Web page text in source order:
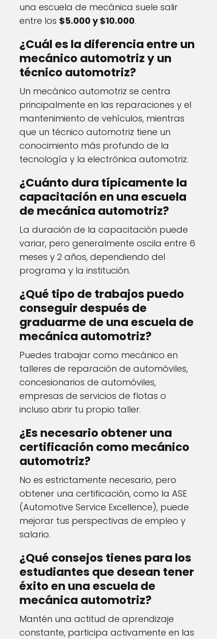
una escuela de mecánica suele salir
entre los $5.000 y $10.000.
¿Cuál es la diferencia entre un
mecánico automotriz y un
técnico automotriz?
Un mecánico automotriz se centra
principalmente en las reparaciones y el
mantenimiento de vehículos, mientras
que un técnico automotriz tiene un
conocimiento más profundo de la
tecnología y la electrónica automotriz.
¿Cuánto dura típicamente la
capacitación en una escuela
de mecánica automotriz?
La duración de la capacitación puede
variar, pero generalmente oscila entre 6
meses y 2 años, dependiendo del
programa y la institución.
¿Qué tipo de trabajos puedo
conseguir después de
graduarme de una escuela de
mecánica automotriz?
Puedes trabajar como mecánico en
talleres de reparación de automóviles,
concesionarios de automóviles,
empresas de servicios de flotas o
incluso abrir tu propio taller.
¿Es necesario obtener una
certificación como mecánico
automotriz?
No es estrictamente necesario, pero
obtener una certificación, como la ASE
(Automotive Service Excellence), puede
mejorar tus perspectivas de empleo y
salario.
¿Qué consejos tienes para los
estudiantes que desean tener
éxito en una escuela de
mecánica automotriz?
Mantén una actitud de aprendizaje
constante, participa activamente en las